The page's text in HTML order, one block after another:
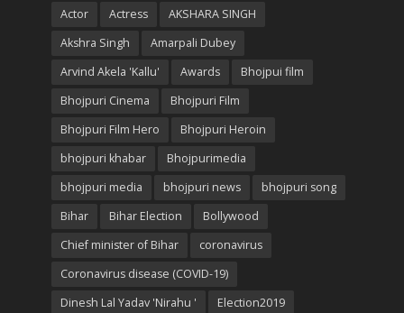
Actor Actress
AKSHARA SINGH
Akshra Singh
Amarpali Dubey
Arvind Akela 'Kallu'
Awards
Bhojpui film
Bhojpuri Cinema
Bhojpuri Film
Bhojpuri Film Hero
Bhojpuri Heroin
bhojpuri khabar
Bhojpurimedia
bhojpuri media
bhojpuri news
bhojpuri song
Bihar
Bihar Election
Bollywood
Chief minister of Bihar
coronavirus
Coronavirus disease (COVID-19)
Dinesh Lal Yadav 'Nirahu '
Election2019